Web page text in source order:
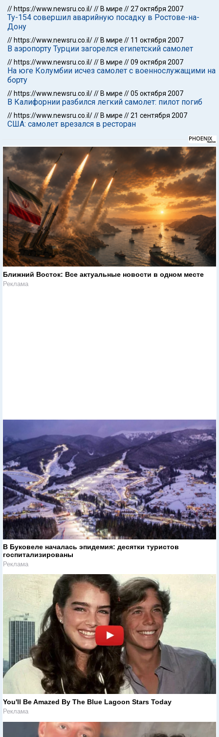
// https://www.newsru.co.il/// В мире //27 октября 2007
Ту-154 совершил аварийную посадку в Ростове-на-
Дону
// https://www.newsru.co.il/// В мире // 11 октября 2007
В аэропорту Турции загорелся египетский самолет
// https://www.newsru.co.il/// В мире //09 октября 2007
На юге Колумбии исчез самолет с военнослужащими на
борту
// https://www.newsru.co.il/// В мире //05 октября 2007
В Калифорнии разбился легкий самолет: пилот погиб
// https://www.newsru.co.il/// В мире //21 сентября 2007
США: самолет врезался в ресторан
Ближний Восток: Все актуальные новости в одном месте
Реклама
В Буковеле началась эпидемия: десятки туристов
госпитализированы
Реклама
You'll Be Amazed By The Blue Lagoon Stars Today
Реклама